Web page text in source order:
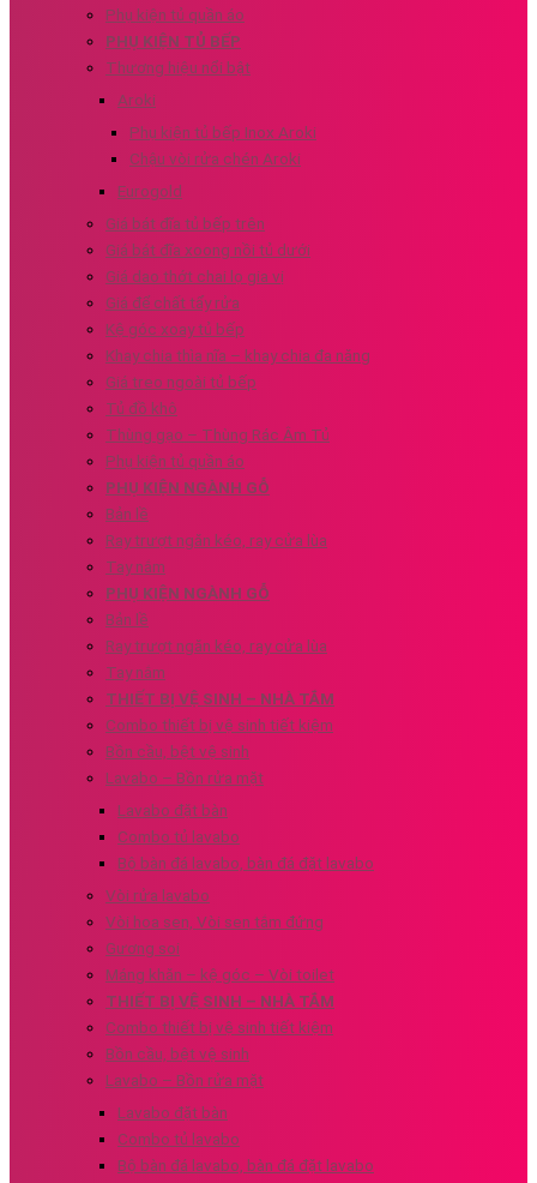
Phụ kiện tủ quần áo
PHỤ KIỆN TỦ BẾP
Thương hiệu nổi bật
Aroki
Phụ kiện tủ bếp Inox Aroki
Chậu vòi rửa chén Aroki
Eurogold
Giá bát đĩa tủ bếp trên
Giá bát đĩa xoong nồi tủ dưới
Giá dao thớt chai lọ gia vị
Giá để chất tẩy rửa
Kệ góc xoay tủ bếp
Khay chia thìa nĩa – khay chia đa năng
Giá treo ngoài tủ bếp
Tủ đồ khô
Thùng gạo – Thùng Rác Âm Tủ
Phụ kiện tủ quần áo
PHỤ KIỆN NGÀNH GỖ
Bản lề
Ray trượt ngăn kéo, ray cửa lùa
Tay nắm
PHỤ KIỆN NGÀNH GỖ
Bản lề
Ray trượt ngăn kéo, ray cửa lùa
Tay nắm
THIẾT BỊ VỆ SINH – NHÀ TẮM
Combo thiết bị vệ sinh tiết kiệm
Bồn cầu, bệt vệ sinh
Lavabo – Bồn rửa mặt
Lavabo đặt bàn
Combo tủ lavabo
Bộ bàn đá lavabo, bàn đá đặt lavabo
Vòi rửa lavabo
Vòi hoa sen, Vòi sen tắm đứng
Gương soi
Máng khăn – kệ góc – Vòi toilet
THIẾT BỊ VỆ SINH – NHÀ TẮM
Combo thiết bị vệ sinh tiết kiệm
Bồn cầu, bệt vệ sinh
Lavabo – Bồn rửa mặt
Lavabo đặt bàn
Combo tủ lavabo
Bộ bàn đá lavabo, bàn đá đặt lavabo